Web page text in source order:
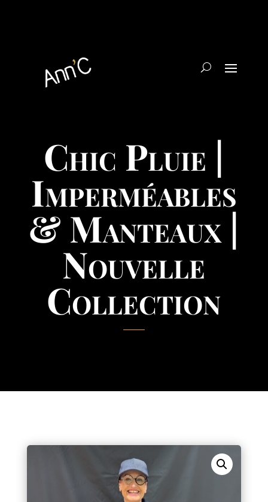
Chic Pluie |
Imperméables
& Manteaux |
Nouvelle
Collection